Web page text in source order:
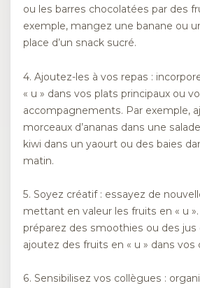
ou les barres chocolatées par des
exemple, mangez une banane ou
place d’un snack sucré.
4. Ajoutez-les à vos repas :
« u » dans vos plats principaux ou
accompagnements. Par exemple,
morceaux d’ananas dans une
kiwi dans un yaourt ou des baies
matin.
5. Soyez créatif : essayez de
mettant en valeur les fruits en « u
préparez des smoothies ou des jus
ajoutez des fruits en « u » dans
6. Sensibilisez vos collègues :